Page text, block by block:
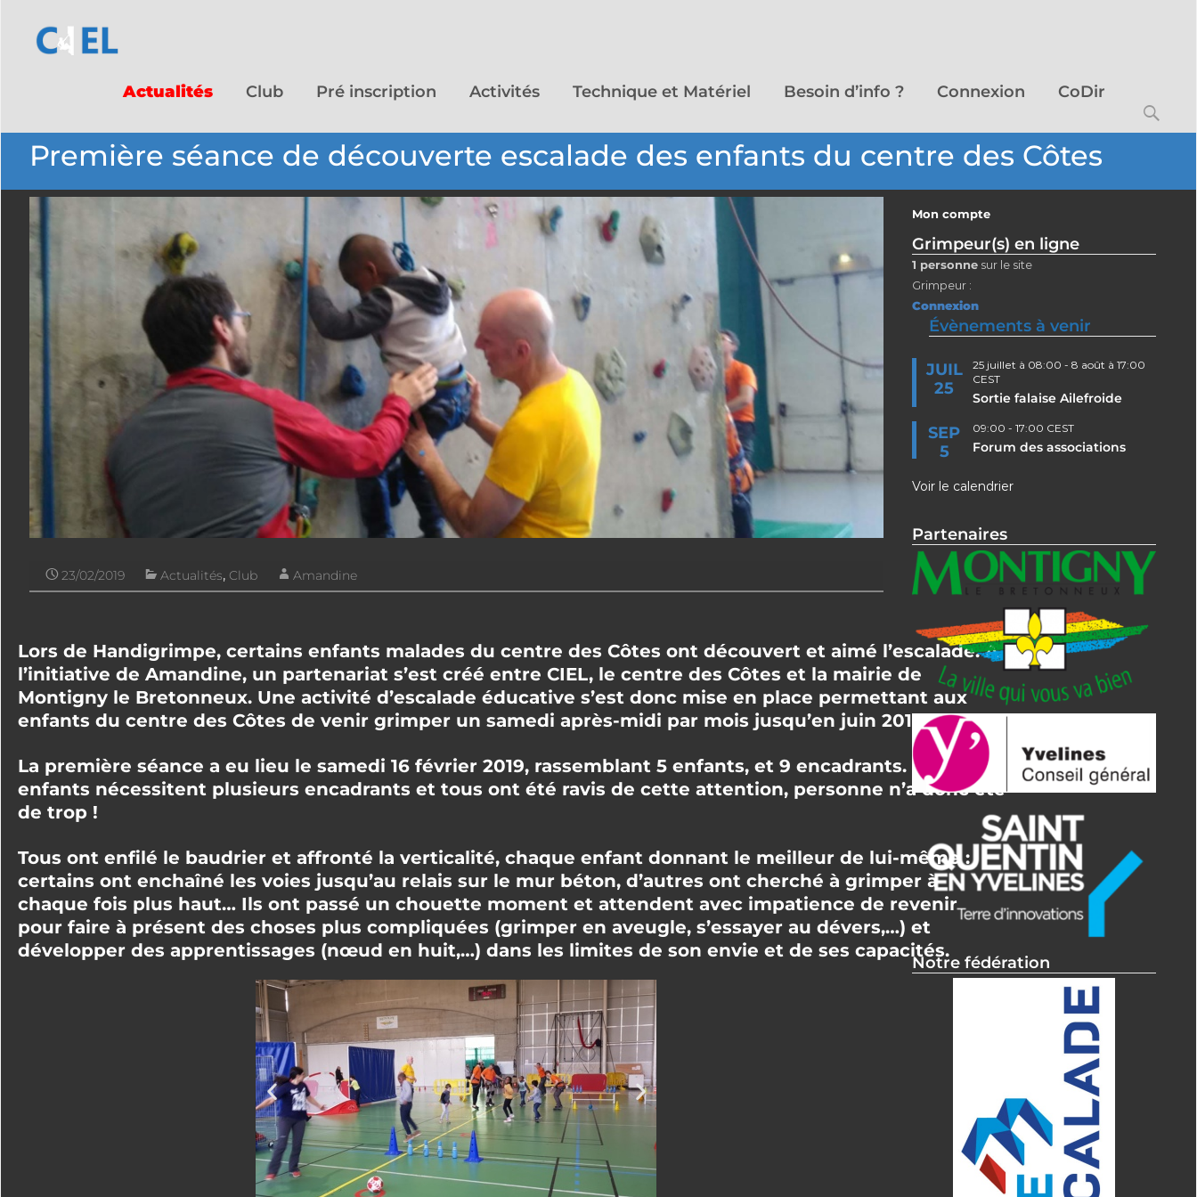
Actualités Club Pré inscription Activités Technique et Matériel Besoin d’info ? Connexion CoDir
Première séance de découverte escalade des enfants du centre des Côtes
23/02/2019 Actualités, Club Amandine
Lors de Handigrimpe, certains enfants malades du centre des Côtes ont découvert et aimé l’escalade. A
l’initiative de Amandine, un partenariat s’est créé entre CIEL, le centre des Côtes et la mairie de
Montigny le Bretonneux. Une activité d’escalade éducative s’est donc mise en place permettant aux
enfants du centre des Côtes de venir grimper un samedi après-midi par mois jusqu’en juin 2019.
La première séance a eu lieu le samedi 16 février 2019, rassemblant 5 enfants, et 9 encadrants. Certains
enfants nécessitent plusieurs encadrants et tous ont été ravis de cette attention, personne n’a donc été
de trop !
Tous ont enfilé le baudrier et affronté la verticalité, chaque enfant donnant le meilleur de lui-même :
certains ont enchaîné les voies jusqu’au relais sur le mur béton, d’autres ont cherché à grimper à
chaque fois plus haut… Ils ont passé un chouette moment et attendent avec impatience de revenir
pour faire à présent des choses plus compliquées (grimper en aveugle, s’essayer au dévers,…) et
développer des apprentissages (nœud en huit,…) dans les limites de son envie et de ses capacités.
Mon compte
Grimpeur(s) en ligne
1 personnesur le site
Grimpeur :
Connexion
Évènements à venir
JUIL
25
25 juillet à 08:00 -8 août à 17:00
CEST
Sortie falaise Ailefroide
SEP
5
09:00 -17:00 CEST
Forum des associations
Voir le calendrier
Partenaires
Notre fédération